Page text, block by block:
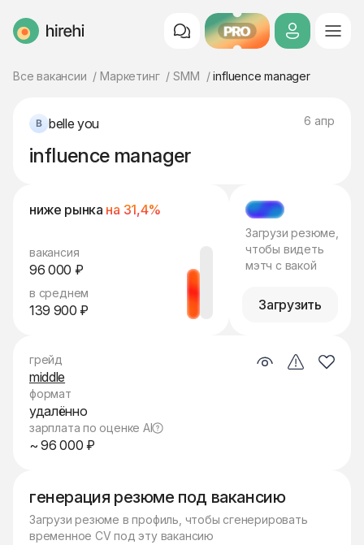
HireHi PRO
Все вакансии Маркетинг SMM influence manager
belle you 6 апр
influence manager
ниже рынка на 31,4%
вакансия
96 000 ₽
в среднем
139 900 ₽
МЭТЧ
Загрузи резюме,
чтобы видеть
мэтч с вакой
Загрузить
генерация резюме под вакансию
Загрузи резюме в профиль, чтобы сгенерировать
временное CV под эту вакансию
грейд
middle
формат
удалённо
зарплата по оценке AI
~ 96 000 ₽